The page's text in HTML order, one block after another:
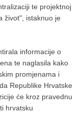
te projektnoj
život", istaknuo je
informacije o
te naglasila kako
promjenama i
Republike Hrvatske
će kroz pravednu
hrvatsku